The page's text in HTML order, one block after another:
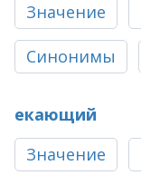
Значение
Синонимы
екающий
Значение